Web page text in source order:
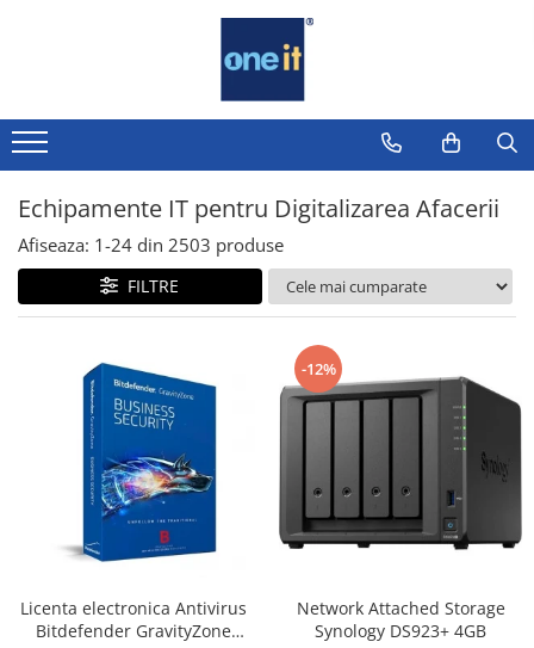
Laptop, Tablete & Telefoane
Laptop / Notebook
Notebook Consumer
Accesorii Laptop
Componente Laptop
Telefoane & accesorii
Smart Watch
Apple AirTag
Inele Smart
Ochelari Smart
Smartphone IPhone
Echipamente IT pentru Digitalizarea Afacerii
Afiseaza: 1-24 din 2503 produse
FILTRE
Licenta electronica Antivirus
Bitdefender GravityZone
-12%
Network Attached Storage
Synology DS923+ 4GB